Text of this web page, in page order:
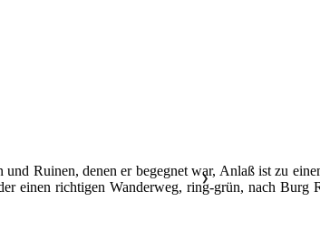
Ruinen, denen er begegnet war, Anlaß ist zu
einen richtigen Wanderweg, ring-grün, nach Burg
❯